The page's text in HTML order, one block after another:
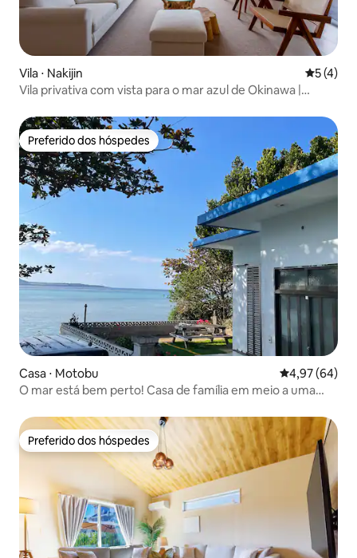
Vila ⋅ Nakijin 5 de
5 (4)
Vila privativa com vista para o mar azul de Okinawa |
Preferido dos hóspedes
Preferido dos hóspedes
Casa ⋅ Motobu 4,97 de uma
4,97 (64)
O mar está bem perto! Casa de família em meio a uma
Aquário Churaumi
Preferido dos hóspedes
Preferido dos hóspedes